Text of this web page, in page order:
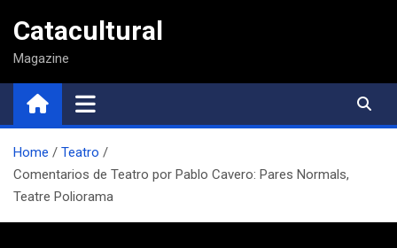
contenido
Catacultural
Magazine
Home
Teatro
Comentarios de Teatro por Pablo Cavero: Pares Normals,
Teatre Poliorama